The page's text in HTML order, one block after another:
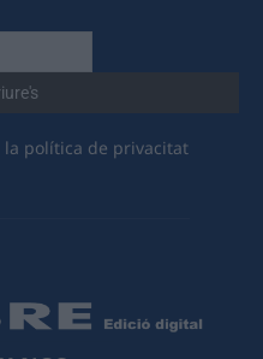
la política de privacitat